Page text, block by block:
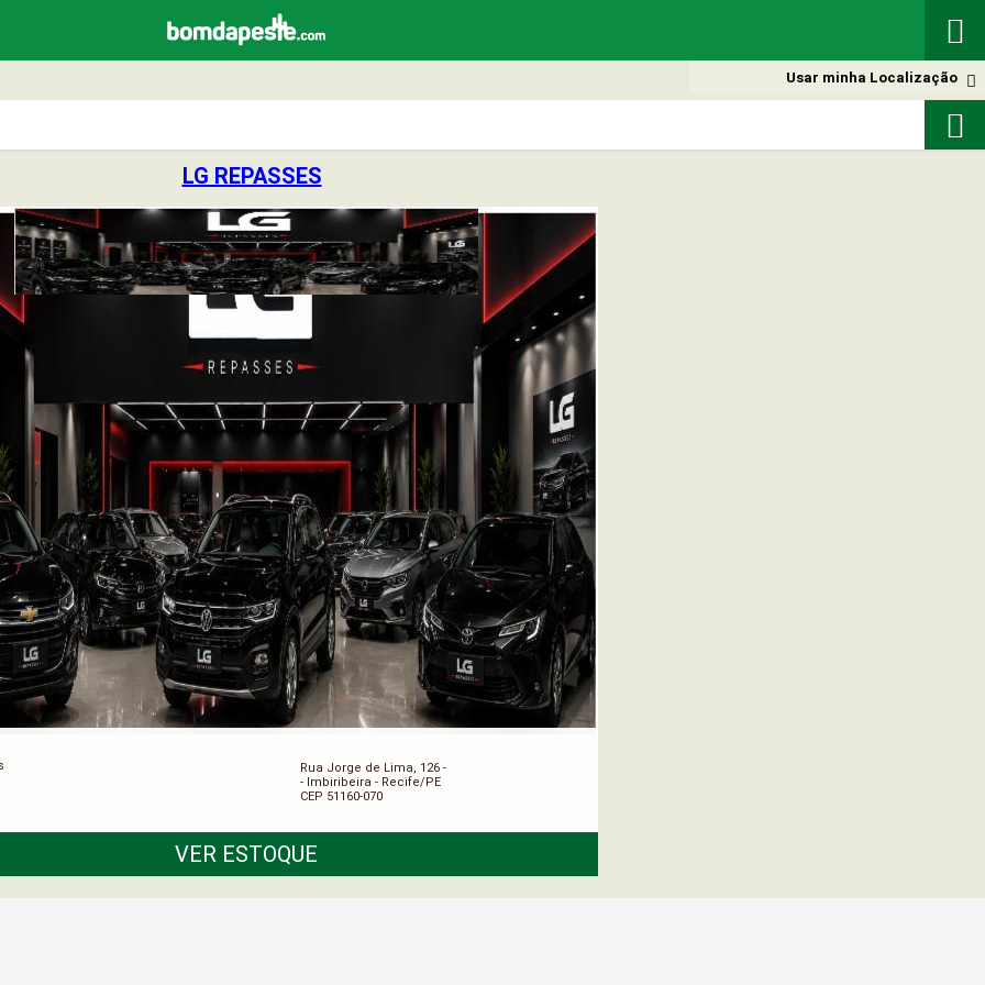


Usar minha Localização

LG REPASSES
Rua Jorge de Lima, 126 -
- Imbiribeira - Recife/PE
CEP 51160-070
VER ESTOQUE